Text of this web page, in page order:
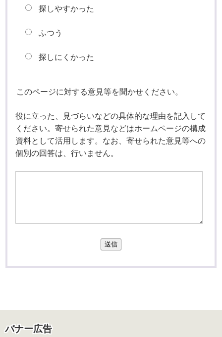
探しやすかった
ふつう
探しにくかった
このページに対する意見等を聞かせください。
役に立った、見づらいなどの具体的な理由を記入して
ください。寄せられた意見などはホームページの構成
資料として活用します。なお、寄せられた意見等への
個別の回答は、行いません。
送信
バナー広告